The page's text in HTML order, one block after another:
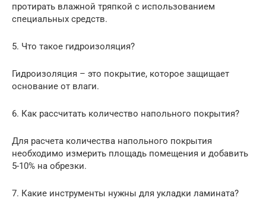
протирать влажной тряпкой с использованием
специальных средств.
5. Что такое гидроизоляция?
Гидроизоляция – это покрытие, которое защищает
основание от влаги.
6. Как рассчитать количество напольного покрытия?
Для расчета количества напольного покрытия
необходимо измерить площадь помещения и добавить
5-10% на обрезки.
7. Какие инструменты нужны для укладки ламината?